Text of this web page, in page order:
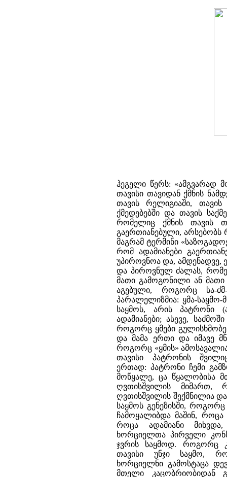
ჰეგელი წერს: «ამგვარად
თავისი თავიდან ქმნის
თავის რელიგიაში, თავის
ქმედებებში და თავის
რომელიც ქმნის თავის
გაერთიანებული, არსებობს
მაგრამ ტერმინი
რომ ადამიანები
უპიროვნოა და, ამდენადვე,
და პიროვნულ ძალას,
მათი გამოგონილი ან მათი
აგებული, როგორც სა-
პარალელიზმია: ყმა-საყმო-
საყმოს, არის პატრონი
ადამიანები; ასევე,
როგორც ყმები
და მამა ერთი და იმავე
როგორც «ყმის»
თავისი პატრონის
ერთად: პატრონი ჩემი
მოწყალე, ცა წყალობისა
ღვთისშვილის მიმართ,
ღვთისშვილის შექმნილია
საყმოს გენეზისში,
ჩამოყალიბდა მაშინ,
როცა ადამიანი
ხორციელთა პირველი
ჯვრის საყმოდ. როგორც
თავისი უნჯი საყმო,
ხორციელნი გამოსტაცა
მთელი კაცობრიობიდან